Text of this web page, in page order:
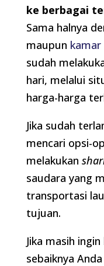
ke berbagai
Sama halnya
maupun
sudah
hari, melalui
harga-harga
Jika sudah
mencari opsi-
melakukan
saudara yang
transportasi
tujuan.
Jika masih
sebaiknya